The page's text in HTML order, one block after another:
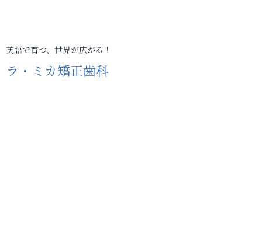
英語で育つ、世界が広がる！
ラ・ミカ矯正歯科